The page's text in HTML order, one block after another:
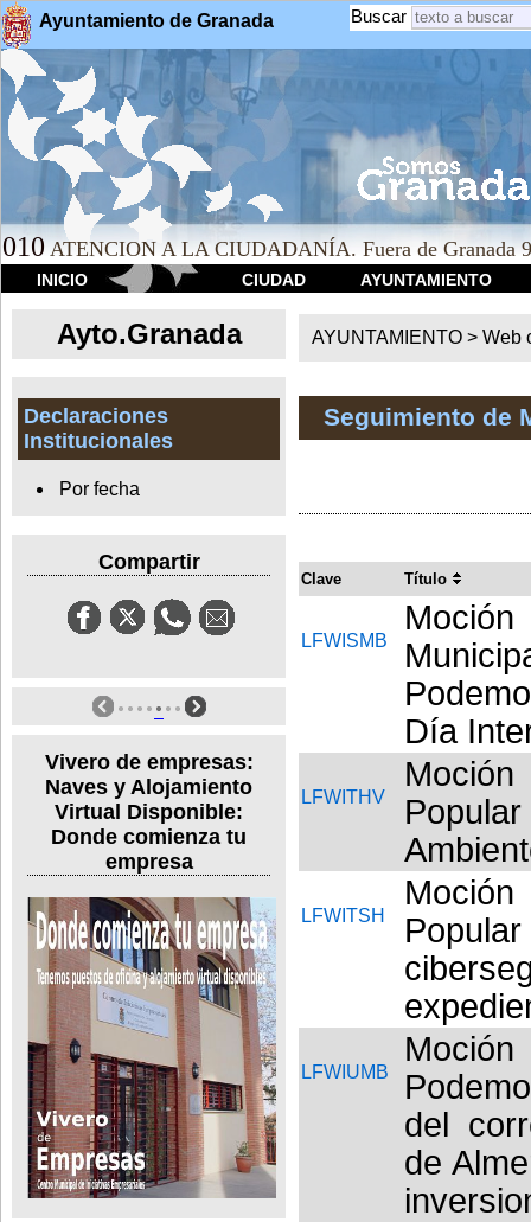
Ayuntamiento de Granada Buscar
010 ATENCION A LA CIUDADANÍA. Fuera de Granada
INICIO CIUDAD AYUNTAMIENTO
Ayto.Granada
Declaraciones
Institucionales
Por fecha
Compartir
Vivero de empresas:
Naves y Alojamiento
Virtual Disponible:
Donde comienza tu
empresa
AYUNTAMIENTO > Web
Seguimiento de
Clave Título
LFWISMB
Día
LFWITHV
LFWITSH
LFWIUMB
del
de